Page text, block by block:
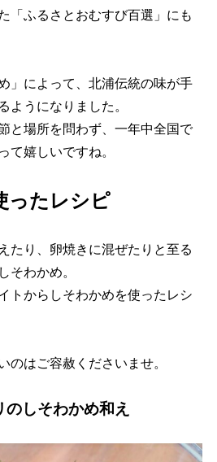
「ふるさとおむすび百選」にも
」によって、北浦伝統の味が手
ようになりました。
と場所を問わず、一年中全国で
て嬉しいですね。
ったレシピ
たり、卵焼きに混ぜたりと至る
そわかめ。
トからしそわかめを使ったレシ
はご容赦くださいませ。
しそわかめ和え